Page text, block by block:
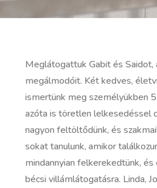
Meglátogattuk Gabit és Saidot,
megálmodóit. Két kedves,
ismertünk meg személyükben
azóta is töretlen lelkesedéssel
nagyon feltöltődünk, és
sokat tanulunk, amikor
mindannyian felkerekedtünk,
bécsi villámlátogatásra. Linda,